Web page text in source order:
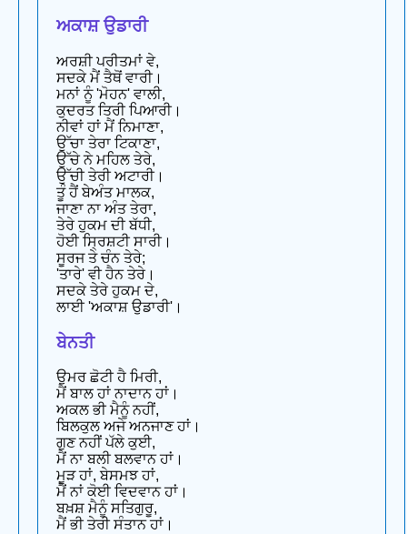
ਅਕਾਸ਼ ਉਡਾਰੀ
ਅਰਸ਼ੀ ਪਰੀਤਮਾਂ ਵੇ,
ਸਦਕੇ ਮੈਂ ਤੈਥੋਂ ਵਾਰੀ।
ਮਨਾਂ ਨੂੰ 'ਮੋਹਨ' ਵਾਲੀ,
ਕੁਦਰਤ ਤਿਰੀ ਪਿਆਰੀ।
ਨੀਵਾਂ ਹਾਂ ਮੈਂ ਨਿਮਾਣਾ,
ਉੱਚਾ ਤੇਰਾ ਟਿਕਾਣਾ,
ਉੱਚੇ ਨੇ ਮਹਿਲ ਤੇਰੇ,
ਉੱਚੀ ਤੇਰੀ ਅਟਾਰੀ।
ਤੂੰ ਹੈਂ ਬੇਅੰਤ ਮਾਲਕ,
ਜਾਣਾ ਨਾ ਅੰਤ ਤੇਰਾ,
ਤੇਰੇ ਹੁਕਮ ਦੀ ਬੱਧੀ,
ਹੋਈ ਸ੍ਰਿਸ਼ਟੀ ਸਾਰੀ।
ਸੂਰਜ ਤੇ ਚੰਨ ਤੇਰੇ;
'ਤਾਰੇ' ਵੀ ਹੈਨ ਤੇਰੇ।
ਸਦਕੇ ਤੇਰੇ ਹੁਕਮ ਦੇ,
ਲਾਈ 'ਅਕਾਸ਼ ਉਡਾਰੀ'।
ਬੇਨਤੀ
ਉਮਰ ਛੋਟੀ ਹੈ ਮਿਰੀ,
ਮੈਂ ਬਾਲ ਹਾਂ ਨਾਦਾਨ ਹਾਂ।
ਅਕਲ ਭੀ ਮੈਨੂੰ ਨਹੀਂ,
ਬਿਲਕੁਲ ਅਜੇ ਅਨਜਾਣ ਹਾਂ।
ਗੁਣ ਨਹੀਂ ਪੱਲੇ ਕੁਈ,
ਮੈਂ ਨਾ ਬਲੀ ਬਲਵਾਨ ਹਾਂ।
ਮੂੜ ਹਾਂ, ਬੇਸਮਝ ਹਾਂ,
ਮੈਂ ਨਾਂ ਕੋਈ ਵਿਦਵਾਨ ਹਾਂ।
ਬਖ਼ਸ਼ ਮੈਨੂੰ ਸਤਿਗੁਰੂ,
ਮੈਂ ਭੀ ਤੇਰੀ ਸੰਤਾਨ ਹਾਂ।